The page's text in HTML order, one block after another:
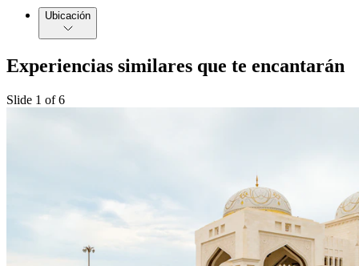
Ubicación
Experiencias similares que te encantarán
Slide 1 of 6